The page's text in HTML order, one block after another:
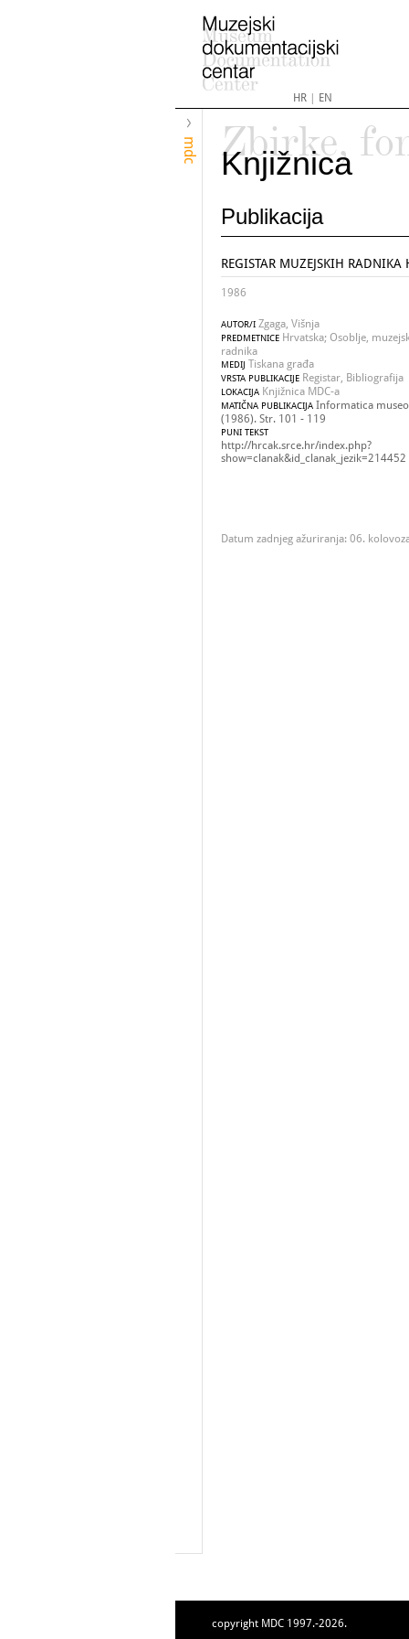
HR| EN
mdc
Zbirke,
Knjižnica
Publikacija
REGISTAR MUZEJSKIH RADNIKA
1986
AUTOR/I Zgaga, Višnja
PREDMETNICE Hrvatska; Osoblje,
radnika
MEDIJ Tiskana građa
VRSTA PUBLIKACIJE Registar, Bibliografija
LOKACIJA Knjižnica MDC-a
MATIČNA PUBLIKACIJA Informatica
(1986). Str. 101 - 119
PUNI TEKST
http://hrcak.srce.hr/index.php?
show=clanak&id_clanak_jezik=214452
Datum zadnjeg ažuriranja: 06.
copyright MDC 1997.-2026.